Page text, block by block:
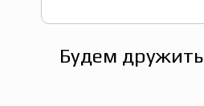
Будем